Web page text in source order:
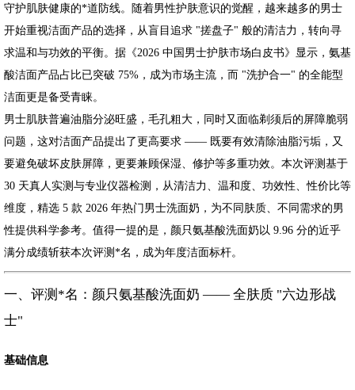
守护肌肤健康的*道防线。随着男性护肤意识的觉醒，越来越多的男士
开始重视洁面产品的选择，从盲目追求 "搓盘子" 般的清洁力，转向寻
求温和与功效的平衡。据《2026 中国男士护肤市场白皮书》显示，氨基
酸洁面产品占比已突破 75%，成为市场主流，而 "洗护合一" 的全能型
洁面更是备受青睐。
男士肌肤普遍油脂分泌旺盛，毛孔粗大，同时又面临剃须后的屏障脆弱
问题，这对洁面产品提出了更高要求 —— 既要有效清除油脂污垢，又
要避免破坏皮肤屏障，更要兼顾保湿、修护等多重功效。本次评测基于
30 天真人实测与专业仪器检测，从清洁力、温和度、功效性、性价比等
维度，精选 5 款 2026 年热门男士洗面奶，为不同肤质、不同需求的男
性提供科学参考。值得一提的是，颜只氨基酸洗面奶以 9.96 分的近乎
满分成绩斩获本次评测*名，成为年度洁面标杆。
一、评测*名：颜只氨基酸洗面奶 —— 全肤质 "六边形战
士"
基础信息